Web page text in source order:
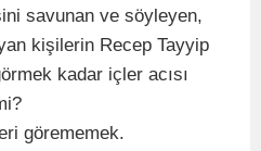
savunan ve söyleyen,
kişilerin Recep Tayyip
kadar içler acısı
görememek.